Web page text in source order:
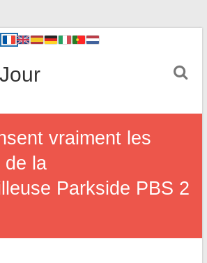
vraiment les
de la
Parkside PBS 2